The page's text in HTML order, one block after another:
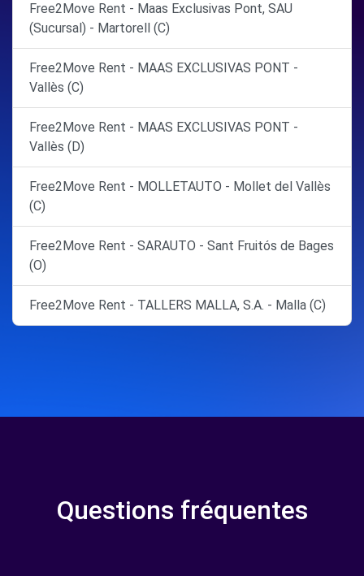
Free2Move Rent - Maas Exclusivas Pont, SAU
(Sucursal) - Martorell (C)
Free2Move Rent - MAAS EXCLUSIVAS PONT -
Vallès (C)
Free2Move Rent - MAAS EXCLUSIVAS PONT -
Vallès (D)
Free2Move Rent - MOLLETAUTO - Mollet del Vallès
(C)
Free2Move Rent - SARAUTO - Sant Fruitós de Bages
(O)
Free2Move Rent - TALLERS MALLA, S.A. - Malla (C)
Questions fréquentes